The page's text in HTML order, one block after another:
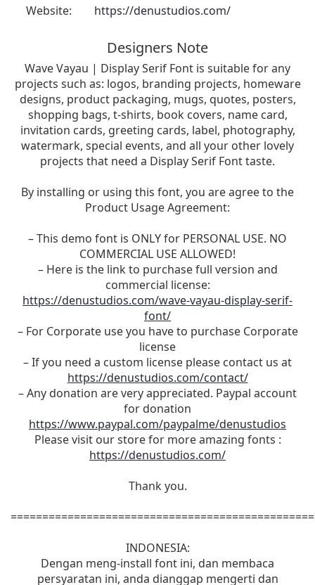
Website:
https://denustudios.com/
Designers Note
Wave Vayau | Display Serif Font is suitable for any
projects such as: logos, branding projects, homeware
designs, product packaging, mugs, quotes, posters,
shopping bags, t-shirts, book covers, name card,
invitation cards, greeting cards, label, photography,
watermark, special events, and all your other lovely
projects that need a Display Serif Font taste.
By installing or using this font, you are agree to the
Product Usage Agreement:
– This demo font is ONLY for PERSONAL USE. NO
COMMERCIAL USE ALLOWED!
– Here is the link to purchase full version and
commercial license:
https://denustudios.com/wave-vayau-display-serif-
font/
– For Corporate use you have to purchase Corporate
license
– If you need a custom license please contact us at
https://denustudios.com/contact/
– Any donation are very appreciated. Paypal account
for donation
https://www.paypal.com/paypalme/denustudios
Please visit our store for more amazing fonts :
https://denustudios.com/
Thank you.
INDONESIA:
Dengan meng-install font ini, dan membaca
persyaratan ini, anda dianggap mengerti dan